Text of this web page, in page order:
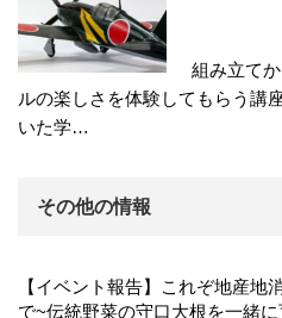
組み立て
ルの楽しさを体験してもらう講
いた学…
その他の情報
【イベント報告】これぞ地産地
で~伝統野菜の守口大根を一緒に